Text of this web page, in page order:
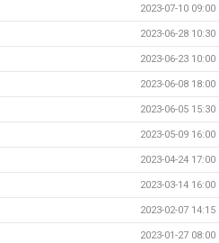
2023-07-10 09:00
2023-06-28 10:30
2023-06-23 10:00
2023-06-08 18:00
2023-06-05 15:30
2023-05-09 16:00
2023-04-24 17:00
2023-03-14 16:00
2023-02-07 14:15
2023-01-27 08:00